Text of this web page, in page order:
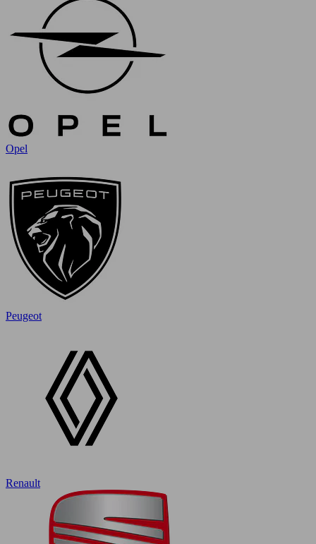
Opel
Peugeot
Renault